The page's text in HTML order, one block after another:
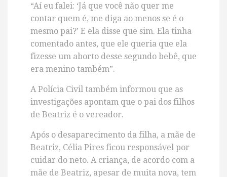
“Aí eu falei: ‘Já que você não quer me
contar quem é, me diga ao menos se é o
mesmo pai?’ E ela disse que sim. Ela tinha
comentado antes, que ele queria que ela
fizesse um aborto desse segundo bebê, que
era menino também”.
A Polícia Civil também informou que as
investigações apontam que o pai dos filhos
de Beatriz é o vereador.
Após o desaparecimento da filha, a mãe de
Beatriz, Célia Pires ficou responsável por
cuidar do neto. A criança, de acordo com a
mãe de Beatriz, apesar de muita nova, tem